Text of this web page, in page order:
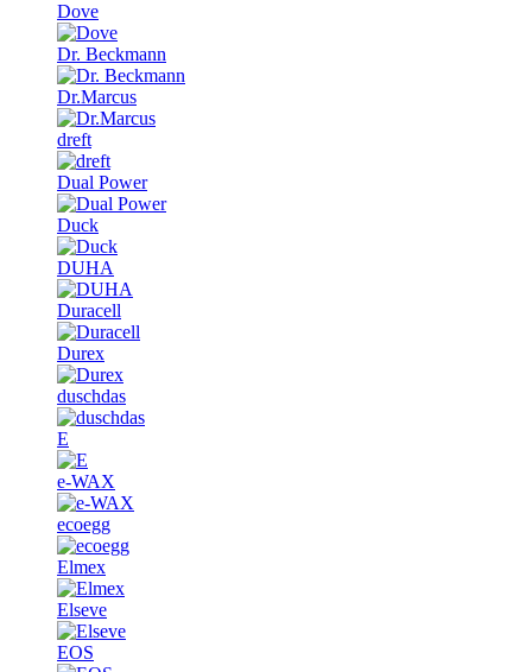
Dove
Dr. Beckmann
Dr.Marcus
dreft
Dual Power
Duck
DUHA
Duracell
Durex
duschdas
E
e-WAX
ecoegg
Elmex
Elseve
EOS